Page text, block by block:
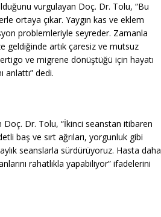
vurgulayan Doç. Dr. Tolu, “Bu
ortaya çıkar. Yaygın kas ve eklem
problemleriyle seyreder. Zamanla
geldiğinde artık çaresiz ve mutsuz
ve migrene dönüştüğü için hayatı
anlattı” dedi.
Doç. Dr. Tolu, “İkinci seanstan itibaren
baş ve sırt ağrıları, yorgunluk gibi
seanslarla sürdürüyoruz. Hasta daha
rahatlıkla yapabiliyor” ifadelerini